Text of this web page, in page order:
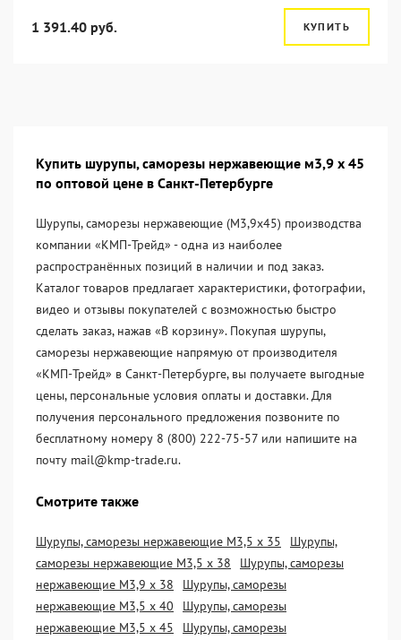
1 391.40 руб. КУПИТЬ
Купить шурупы, саморезы нержавеющие м3,9 х 45
по оптовой цене в Санкт-Петербурге
Шурупы, саморезы нержавеющие (М3,9х45) производства
компании «KМП-Трейд» - одна из наиболее
распространённых позиций в наличии и под заказ.
Каталог товаров предлагает характеристики, фотографии,
видео и отзывы покупателей с возможностью быстро
сделать заказ, нажав «В корзину». Покупая шурупы,
саморезы нержавеющие напрямую от производителя
«KМП-Трейд» в Санкт-Петербурге, вы получаете выгодные
цены, персональные условия оплаты и доставки. Для
получения персонального предложения позвоните по
бесплатному номеру 8 (800) 222-75-57 или напишите на
почту mail@kmp-trade.ru.
Смотрите также
Шурупы, саморезы нержавеющие М3,5 х 35
Шурупы,
саморезы нержавеющие М3,5 х 38
Шурупы, саморезы
нержавеющие М3,9 х 38
Шурупы, саморезы
нержавеющие М3,5 х 40
Шурупы, саморезы
нержавеющие М3,5 х 45
Шурупы, саморезы